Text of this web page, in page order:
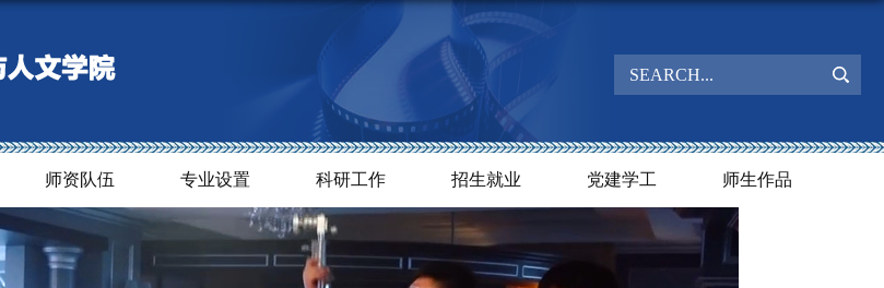
师资队伍 专业设置 科研工作 招生就业 党建学工 师生作品